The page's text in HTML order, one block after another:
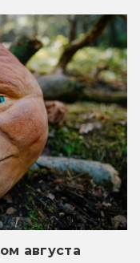
августа